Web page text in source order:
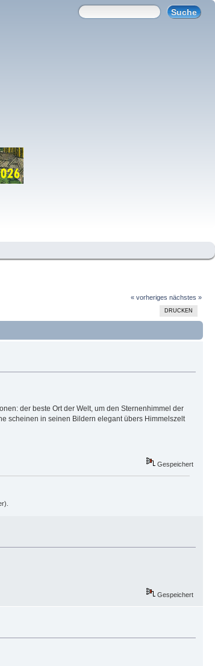
« vorheriges nächstes »
DRUCKEN
der beste Ort der Welt, um den Sternenhimmel der
scheinen in seinen Bildern elegant übers Himmelszelt
Gespeichert
Gespeichert